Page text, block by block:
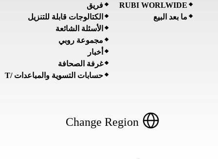
RUBI WORLWIDE
ما بعد البيع
فريق
الكتالوجات قابلة للتنزيل
الأسئلة الشائعة
مجموعة روبي
أخبار
غرفة الصحافة
حسابات التسوية والمباعدات /T
Change Region